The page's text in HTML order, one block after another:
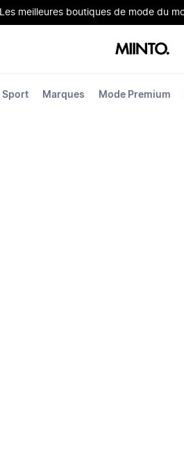
Les meilleures boutiques de mode du
Sport Marques Mode Premium